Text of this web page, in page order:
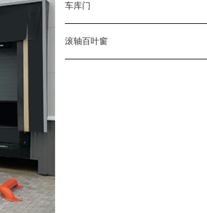
车库门
滚轴百叶窗